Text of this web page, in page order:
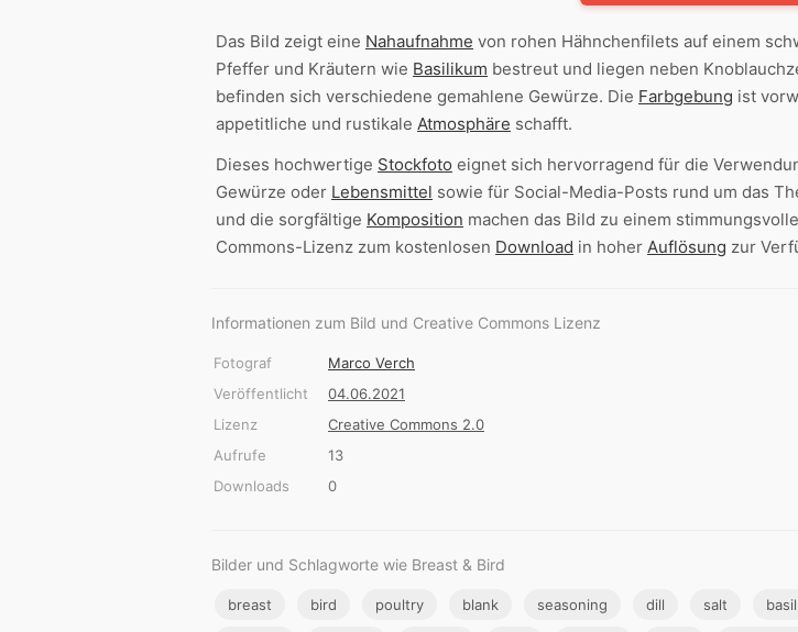
Das Bild zeigt eine Nahaufnahme von rohen Hähnchenfilets auf einem
Pfeffer und Kräutern wie Basilikum bestreut und liegen neben
befinden sich verschiedene gemahlene Gewürze. Die Farbgebung ist
appetitliche und rustikale Atmosphäre schafft.
Dieses hochwertige Stockfoto eignet sich hervorragend für die
Gewürze oder Lebensmittel sowie für Social-Media-Posts rund um das
und die sorgfältige Komposition machen das Bild zu einem
Commons-Lizenz zum kostenlosen Download in hoher Auflösung zur
Informationen zum Bild und Creative Commons Lizenz
Fotograf
Marco Verch
Veröffentlicht
04.06.2021
Lizenz
Creative Commons 2.0
Aufrufe
13
Downloads
0
Bilder und Schlagworte wie Breast & Bird
breast bird poultry blank seasoning dill salt basil